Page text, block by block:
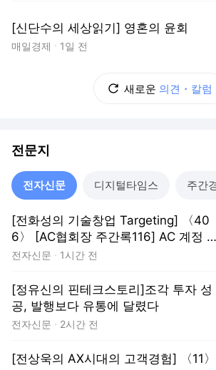
[신단수의 세상읽기] 영혼의 윤회
매일경제 1일 전
새로운 의견・칼럼
전문지
전자신문 디지털타임스 주간
[전화성의 기술창업 Targeting] 〈40
6〉 [AC협회장 주간록116] AC 계정 만
들어졌지만, 초기투자 문은 아직 좁다
전자신문 1시간 전
[정유신의 핀테크스토리]조각 투자 성
공, 발행보다 유통에 달렸다
전자신문 2시간 전
[전상욱의 AX시대의 고객경험] 〈11〉